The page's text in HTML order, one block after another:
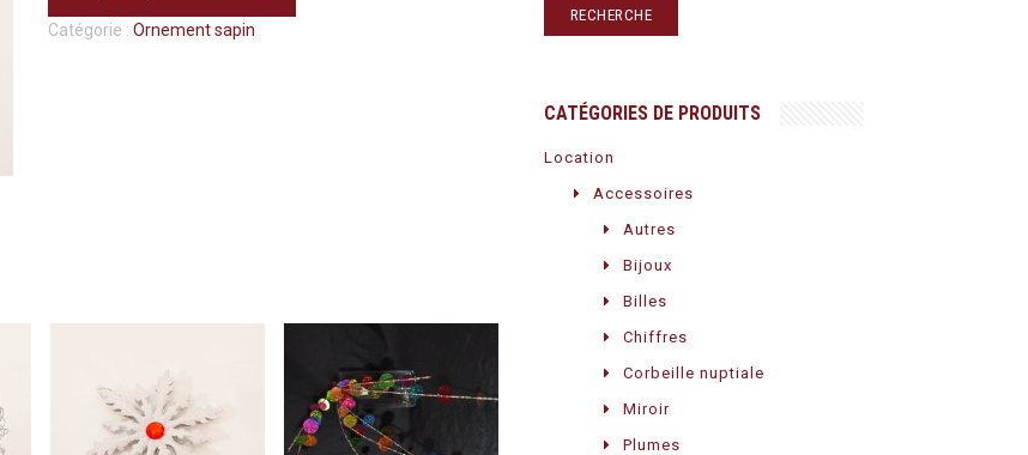
Catégorie :Ornement sapin
RECHERCHE
CATÉGORIES DE PRODUITS
Location
Accessoires
Autres
Bijoux
Billes
Chiffres
Corbeille nuptiale
Miroir
Plumes